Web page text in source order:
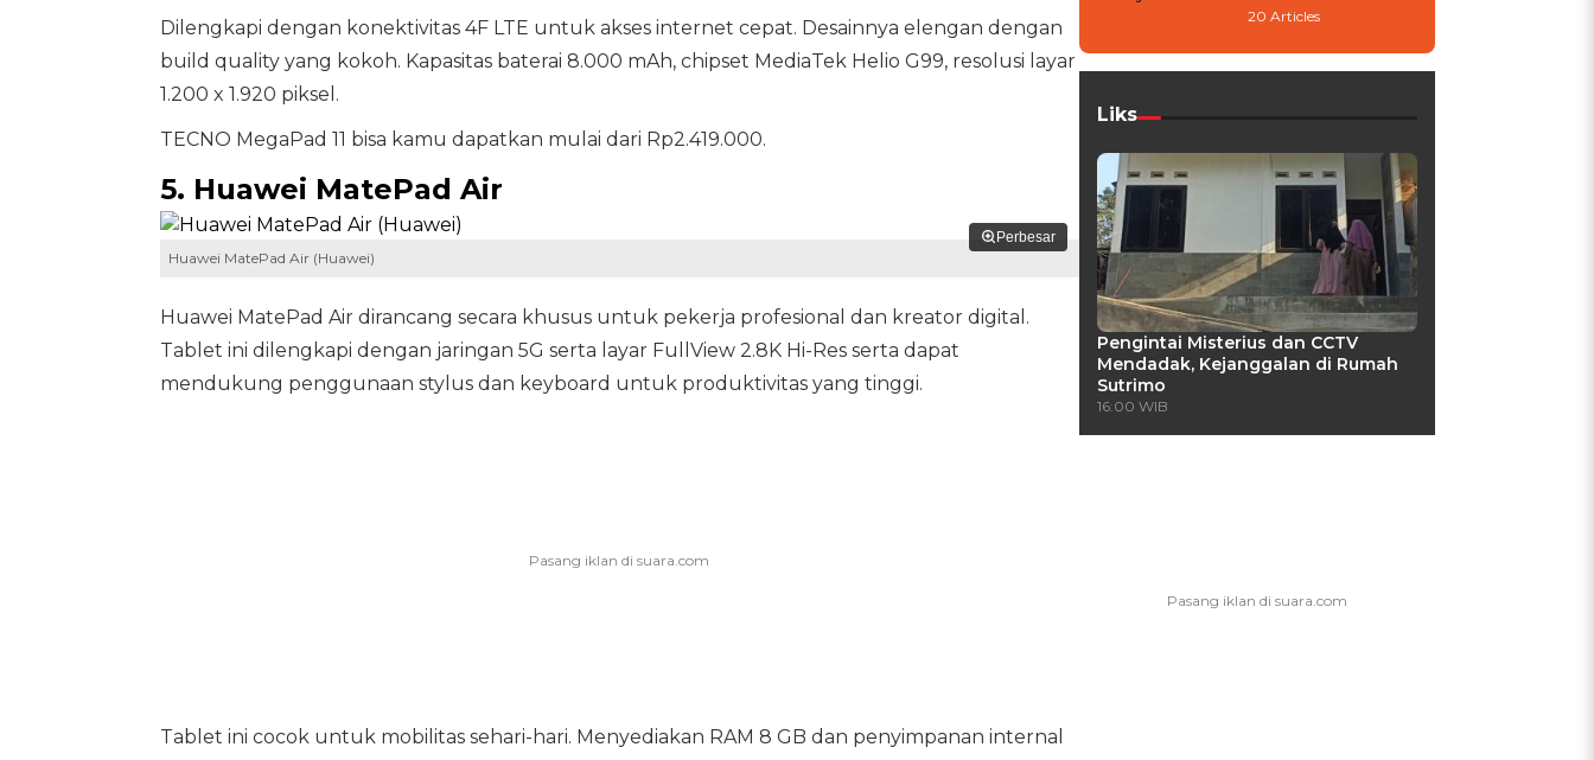
Dilengkapi dengan konektivitas 4F LTE untuk akses internet cepat. Desainnya elengan dengan
build quality yang kokoh. Kapasitas baterai 8.000 mAh, chipset MediaTek Helio G99, resolusi layar
1.200 x 1.920 piksel.
TECNO MegaPad 11 bisa kamu dapatkan mulai dari Rp2.419.000.
5. Huawei MatePad Air
Perbesar
Huawei MatePad Air (Huawei)
Huawei MatePad Air dirancang secara khusus untuk pekerja profesional dan kreator digital.
Tablet ini dilengkapi dengan jaringan 5G serta layar FullView 2.8K Hi-Res serta dapat
mendukung penggunaan stylus dan keyboard untuk produktivitas yang tinggi.
Tablet ini cocok untuk mobilitas sehari-hari. Menyediakan RAM 8 GB dan penyimpanan internal
20 Articles
Liks
Pengintai Misterius dan CCTV
Mendadak, Kejanggalan di Rumah
Sutrimo
16:00 WIB